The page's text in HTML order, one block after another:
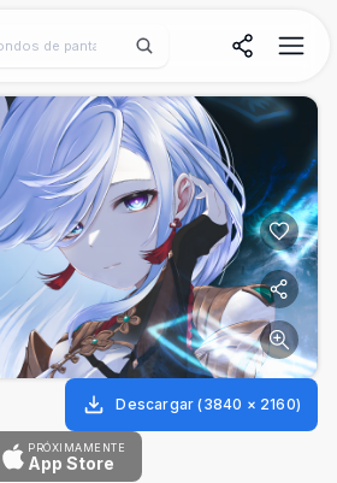
Descargar (3840 × 2160)
PRÓXIMAMENTE
App Store